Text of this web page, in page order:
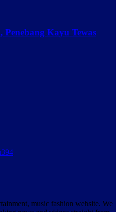
Kayu Tewas
394
music fashion website. We